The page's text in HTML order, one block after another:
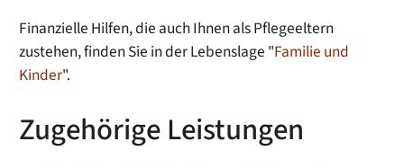
Finanzielle Hilfen, die auch Ihnen als Pflegeeltern
zustehen, finden Sie in der Lebenslage "Familie und
Kinder".
Zugehörige Leistungen